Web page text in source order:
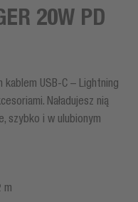
20W PD
kablem USB-C – Lightning
Naładujesz nią
szybko i w ulubionym
m